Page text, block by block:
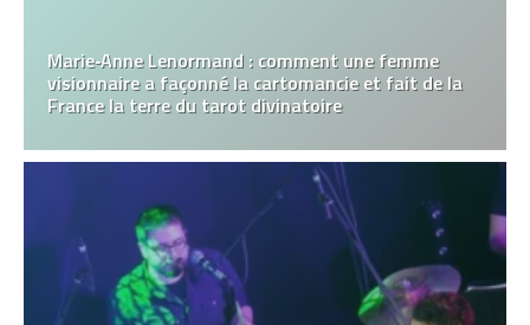
Marie‑Anne Lenormand : comment une femme
visionnaire a façonné la cartomancie et fait de la
France la terre du tarot divinatoire